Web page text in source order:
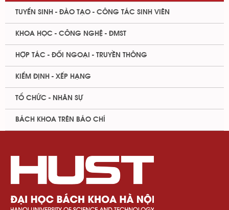
TUYỂN SINH - ĐÀO TẠO - CÔNG TÁC SINH VIÊN
KHOA HỌC - CÔNG NGHỆ - ĐMST
HỢP TÁC - ĐỐI NGOẠI - TRUYỀN THÔNG
KIỂM ĐỊNH - XẾP HẠNG
TỔ CHỨC - NHÂN SỰ
BÁCH KHOA TRÊN BÁO CHÍ